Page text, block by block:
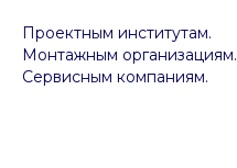
Проектным институтам.
Монтажным организациям.
Сервисным компаниям.